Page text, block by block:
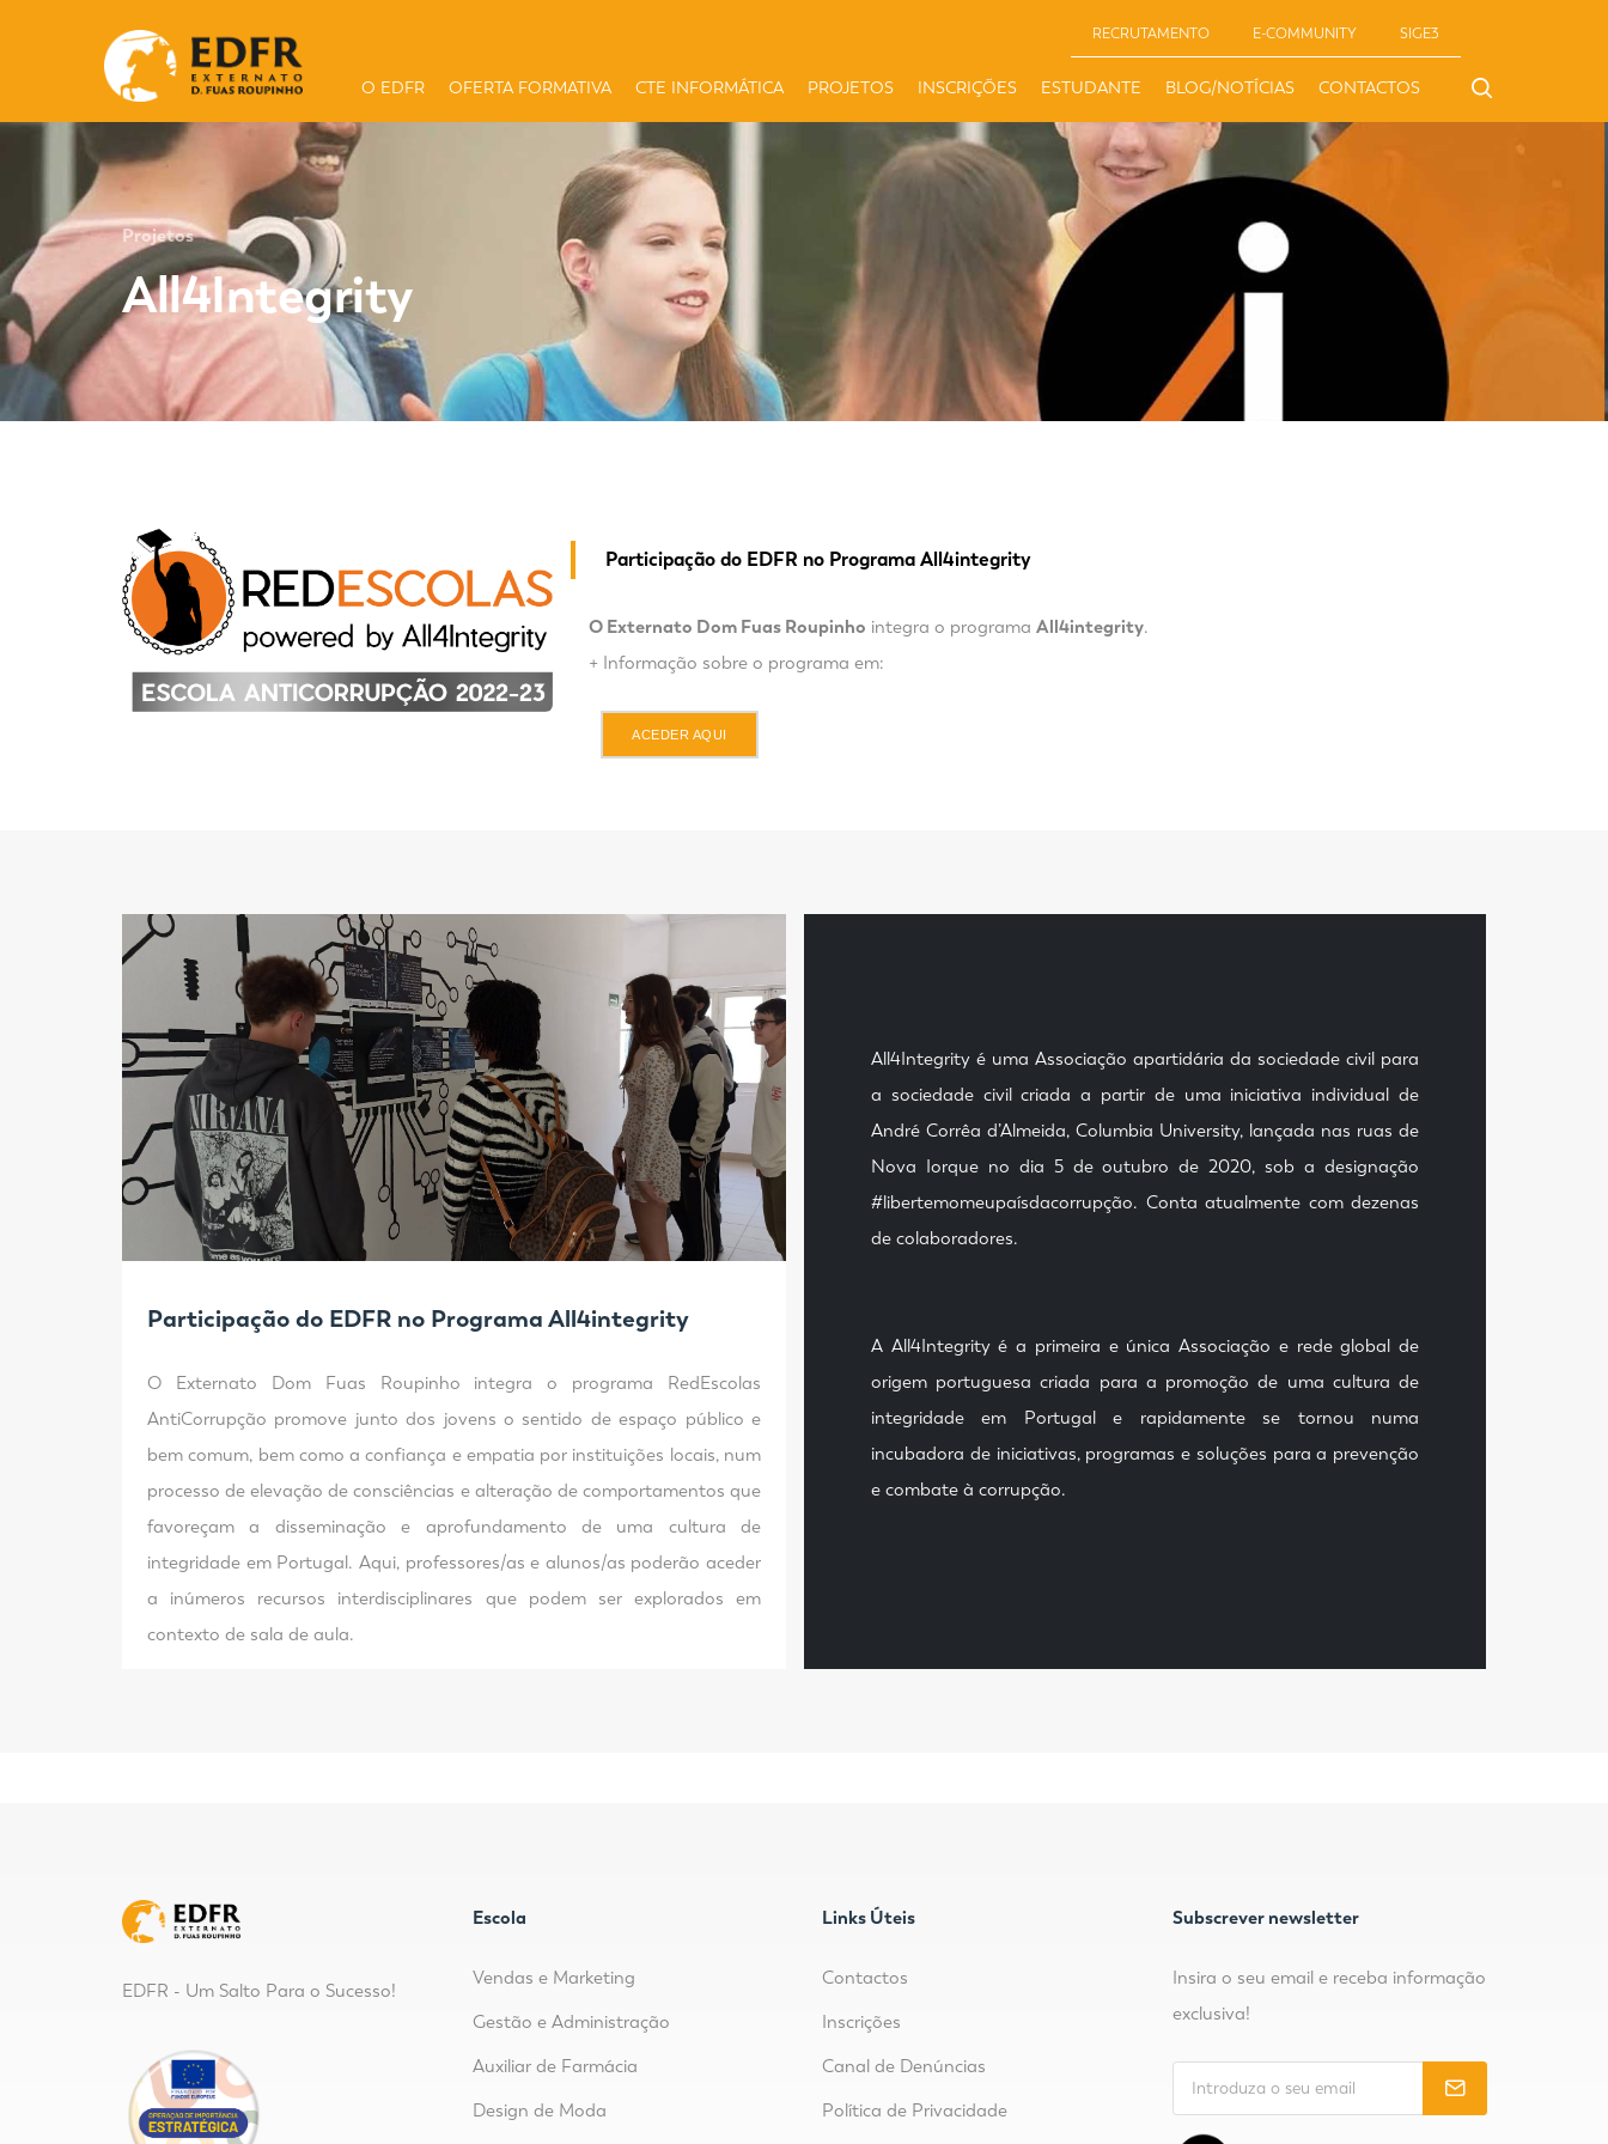
RECRUTAMENTO E-COMMUNITY SIGE3
O EDFR OFERTA FORMATIVA CTE INFORMÁTICA PROJETOS INSCRIÇÕES ESTUDANTE BLOG/NOTÍCIAS CONTACTOS
Projetos
All4Integrity
Participação do EDFR no Programa All4integrity
O Externato Dom Fuas Roupinho integra o programa All4integrity.
+ Informação sobre o programa em:
ACEDER AQUI
Participação do EDFR no Programa All4integrity
O Externato Dom Fuas Roupinho integra o programa
RedEscolas
AntiCorrupção promove junto dos jovens o sentido de espaço público e
bem comum, bem como a confiança e empatia por instituições locais, num
processo de elevação de consciências e alteração de comportamentos que
favoreçam a disseminação e aprofundamento de uma cultura de
integridade em Portugal. Aqui, professores/as e alunos/as poderão aceder
a inúmeros recursos interdisciplinares que podem ser explorados em
contexto de sala de aula.
All4Integrity é uma Associação apartidária da sociedade civil para
a sociedade civil criada a partir de uma iniciativa individual de
André Corrêa d’Almeida, Columbia University, lançada nas ruas de
Nova Iorque no dia 5 de outubro de 2020, sob a designação
#libertemomeupaísdacorrupção. Conta atualmente com dezenas
de colaboradores.
A All4Integrity é a primeira e única Associação e rede global de
origem portuguesa criada para a promoção de uma cultura de
integridade em Portugal e rapidamente se tornou numa
incubadora de iniciativas, programas e soluções para a prevenção
e combate à corrupção.
EDFR - Um Salto Para o Sucesso!
Escola
Vendas e Marketing
Gestão e Administração
Auxiliar de Farmácia
Design de Moda
Links Úteis
Contactos
Inscrições
Canal de Denúncias
Política de Privacidade
Subscrever newsletter
Insira o seu email e receba informação
exclusiva!